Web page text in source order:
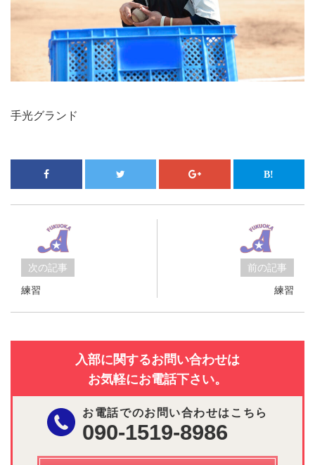
手光グランド
次の記事
練習
前の記事
練習
入部に関するお問い合わせは
お気軽にお電話下さい。
お電話でのお問い合わせはこちら
090-1519-8986